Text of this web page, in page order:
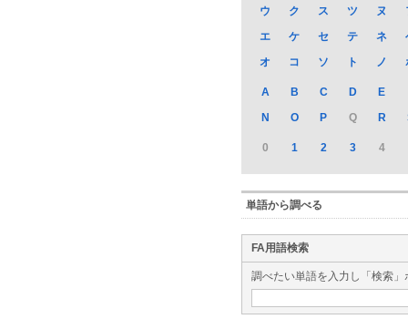
ウ
ク ス ツ ヌ
エ
ケ セ テ ネ
オ
コ ソ ト ノ
A B C D E
N
O P Q R
0 1 2 3 4
単語から調べる
FA用語検索
調べたい単語を入力し「検索